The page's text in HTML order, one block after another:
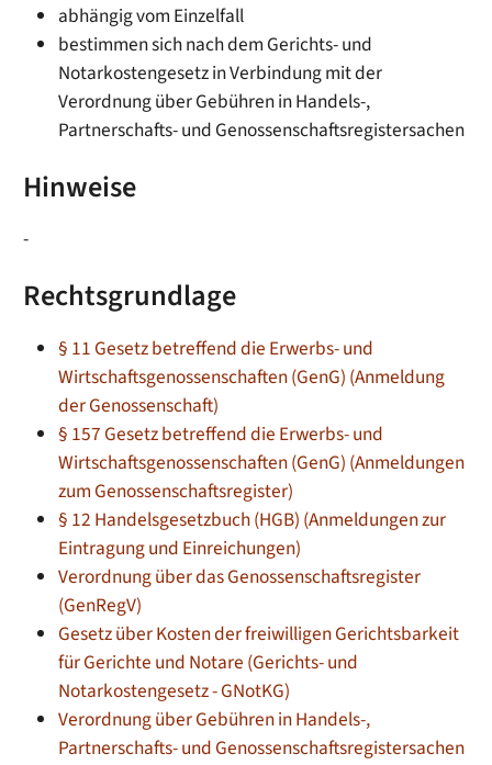
abhängig vom Einzelfall
bestimmen sich nach dem Gerichts- und
Notarkostengesetz in Verbindung mit der
Verordnung über Gebühren in Handels-,
Partnerschafts- und Genossenschaftsregistersachen
Hinweise
-
Rechtsgrundlage
§ 11 Gesetz betreffend die Erwerbs- und
Wirtschaftsgenossenschaften (GenG) (Anmeldung
der Genossenschaft)
§ 157 Gesetz betreffend die Erwerbs- und
Wirtschaftsgenossenschaften (GenG) (Anmeldungen
zum Genossenschaftsregister)
§ 12 Handelsgesetzbuch (HGB) (Anmeldungen zur
Eintragung und Einreichungen)
Verordnung über das Genossenschaftsregister
(GenRegV)
Gesetz über Kosten der freiwilligen Gerichtsbarkeit
für Gerichte und Notare (Gerichts- und
Notarkostengesetz - GNotKG)
Verordnung über Gebühren in Handels-,
Partnerschafts- und Genossenschaftsregistersachen